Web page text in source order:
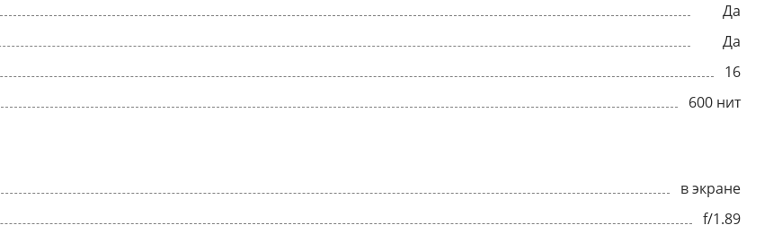
Да
Да
16
600 нит
в экране
f/1.89